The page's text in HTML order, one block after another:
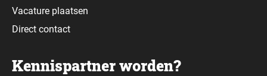
Vacature plaatsen
Direct contact
Kennispartner worden?